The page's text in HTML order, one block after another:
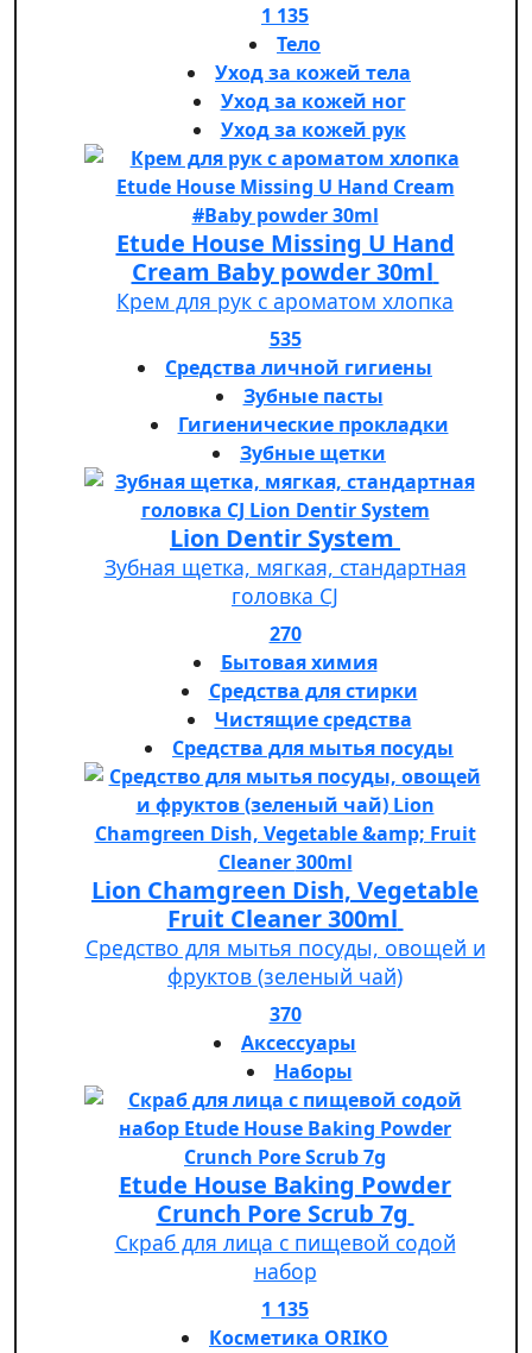
1 135
Тело
Уход за кожей тела
Уход за кожей ног
Уход за кожей рук
Etude House Missing U Hand
Cream Baby powder 30ml
Крем для рук с ароматом хлопка
535
Средства личной гигиены
Зубные пасты
Гигиенические прокладки
Зубные щетки
Lion Dentir System
Зубная щетка, мягкая, стандартная
головка СJ
270
Бытовая химия
Средства для стирки
Чистящие средства
Средства для мытья посуды
Lion Chamgreen Dish, Vegetable
Fruit Cleaner 300ml
Средство для мытья посуды, овощей и
фруктов (зеленый чай)
370
Аксессуары
Наборы
Etude House Baking Powder
Crunch Pore Scrub 7g
Скраб для лица с пищевой содой
набор
1 135
Косметика ORIKO